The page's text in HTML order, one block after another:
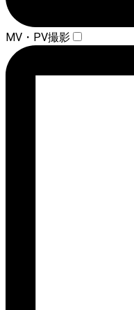
MV・PV撮影